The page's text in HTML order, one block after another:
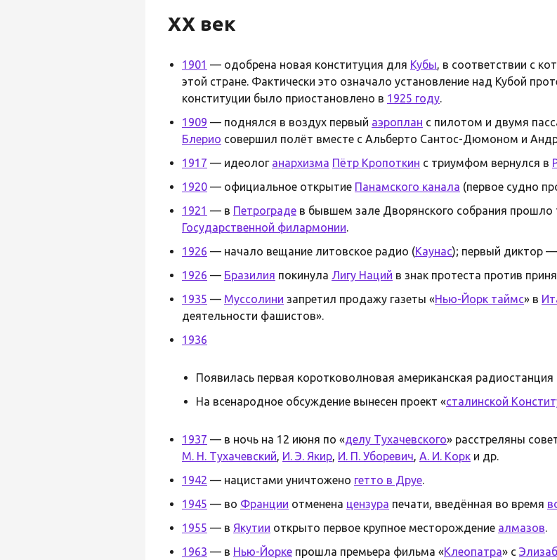
XX век
1901 — одобрена новая конституция для Кубы, в соответствии с
этой стране. Фактически это означало установление над Кубой
конституции было приостановлено в 1925 году.
1909 — поднялся в воздух первый аэроплан с пилотом и двумя
Блерио совершил полёт вместе с Альберто Сантос-Дюмоном и
1917 — идеолог анархизма Пётр Кропоткин с триумфом вернулся в
1920 — официальное открытие Панамского канала (первое судно
1921 — в Петрограде в бывшем зале Дворянского собрания прошло
Государственной филармонии.
1926 — начало вещание литовское радио (Каунас); первый диктор —
1926 — Бразилия покинула Лигу Наций в знак протеста против
1935 — Муссолини запретил продажу газеты «Нью-Йорк таймс» в
деятельности фашистов».
1936
Появилась первая коротковолновая американская радиостанция
На всенародное обсуждение вынесен проект «сталинской
1937 — в ночь на 12 июня по «делу Тухачевского» расстреляны
М. Н. Тухачевский, И. Э. Якир, И. П. Уборевич, А. И. Корк и др.
1942 — нацистами уничтожено гетто в Друе.
1945 — во Франции отменена цензура печати, введённая во время
1955 — в Якутии открыто первое крупное месторождение алмазов.
1963 — в Нью-Йорке прошла премьера фильма «Клеопатра» с